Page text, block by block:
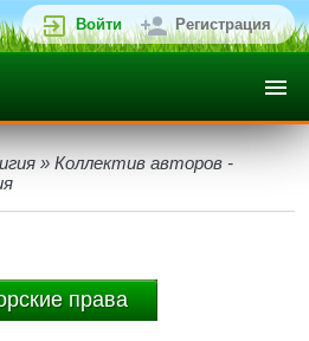
Войти Регистрация
» Коллектив авторов -
права